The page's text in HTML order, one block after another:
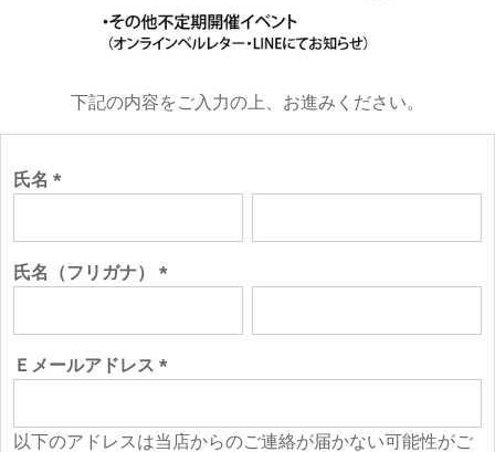
下記の内容をご入力の上、お進みください。
氏名
須)
氏名（フリガナ）
須)
Ｅメールアドレス
須)
以下のアドレスは当店からのご連絡が届かない可能性がご